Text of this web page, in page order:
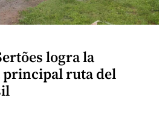
logra la
principal ruta del